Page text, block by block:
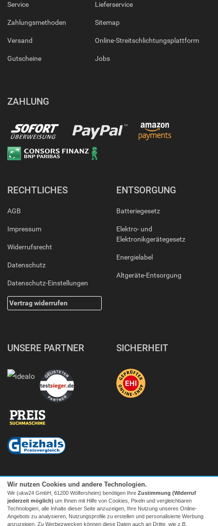
Service
Zahlungsmethoden
Versand
Gutscheine
Lieferservice
Sitemap
Online-Streitschlichtungsplattform
Jobs
ZAHLUNG
RECHTLICHES
AGB
Impressum
Widerrufsrecht
Datenschutz
Datenschutz-Einstellungen
Vertrag widerrufen
ENTSORGUNG
Batteriegesetz
Elektro- und
Elektronikgerätegesetz
Energielabel
Altgeräte-Entsorgung
UNSERE PARTNER SICHERHEIT
Wir nutzen Cookies und andere Technologien.
Wir (ukw24 GmbH, 61200 Wölfersheim) benötigen Ihre Zustimmung (Widerruf
jederzeit möglich) um Ihnen mit Hilfe von Cookies, Pixeln und vergleichbaren
Technologien, alle Inhalte dieser Seite anzuzeigen, Ihre Nutzung unseres Online-
Angebots zu analysieren, Nutzungsprofile zu erstellen und personalisierte Werbung
anzuzeigen. Zu Werbezwecken können diese Daten auch an Dritte, wie z.B.